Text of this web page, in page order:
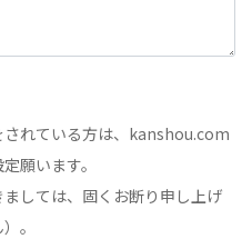
れている方は、kanshou.com
願います。
しては、固くお断り申し上げ
。